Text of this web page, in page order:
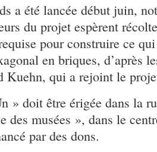
a été lancée début juin,
du projet espèrent
pour construire ce
en briques, d’après
Kuehn, qui a rejoint le
» doit être érigée dans la
des musées », dans le
par des dons.